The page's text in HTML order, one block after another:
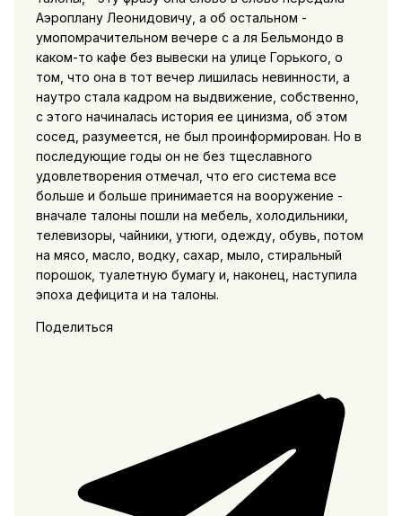
Аэроплану Леонидовичу, а об остальном -
умопомрачительном вечере с а ля Бельмондо в
каком-то кафе без вывески на улице Горького, о
том, что она в тот вечер лишилась невинности, а
наутро стала кадром на выдвижение, собственно,
с этого начиналась история ее цинизма, об этом
сосед, разумеется, не был проинформирован. Но в
последующие годы он не без тщеславного
удовлетворения отмечал, что его система все
больше и больше принимается на вооружение -
вначале талоны пошли на мебель, холодильники,
телевизоры, чайники, утюги, одежду, обувь, потом
на мясо, масло, водку, сахар, мыло, стиральный
порошок, туалетную бумагу и, наконец, наступила
эпоха дефицита и на талоны.
Поделиться